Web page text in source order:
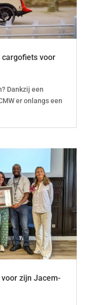
cargofiets voor
Dankzij een
er onlangs een
voor zijn Jacem-